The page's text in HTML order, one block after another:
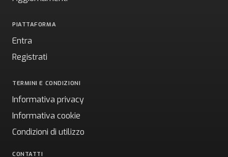
PIATTAFORMA
Entra
Registrati
TERMINI E CONDIZIONI
Informativa privacy
Informativa cookie
Condizioni di utilizzo
CONTATTI